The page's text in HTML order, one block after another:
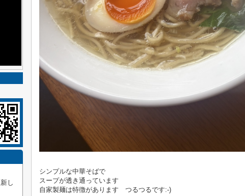
シンプルな中華そばで
スープが透き通っています
自家製麺は特徴があります つるつるです:-)
し